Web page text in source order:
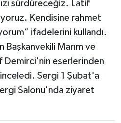
sürdüreceğiz. Latif
Kendisine rahmet
ifadelerini kullandı.
Başkanvekili Marım ve
Demirci'nin eserlerinden
Sergi 1 Şubat'a
Salonu'nda ziyaret